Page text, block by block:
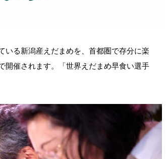
いる新潟産えだまめを、首都圏で存分に楽
開催されます。「世界えだまめ早食い選手